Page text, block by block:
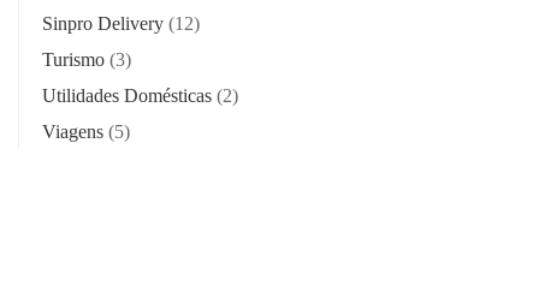
Sinpro Delivery (12)
Turismo (3)
Utilidades Domésticas (2)
Viagens (5)